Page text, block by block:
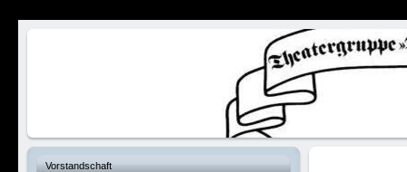
Vorstandschaft